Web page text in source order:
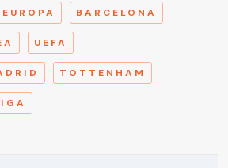
EUROPA BARCELONA
UEFA
TOTTENHAM